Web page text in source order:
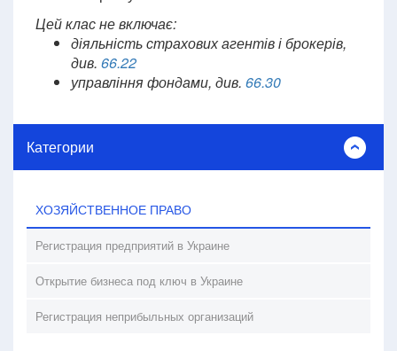
Цей клас не включає:
діяльність страхових агентів і брокерів,
див. 66.22
управління фондами, див. 66.30
Категории
ХОЗЯЙСТВЕННОЕ ПРАВО
Регистрация предприятий в Украине
Открытие бизнеса под ключ в Украине
Регистрация неприбыльных организаций